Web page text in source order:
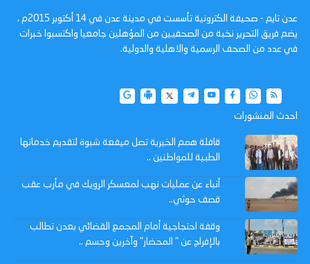
عدن تايم - صحيفة الكترونية تأسست في مدينة عدن في 14 أكتوبر 2015م ،
يضم فريق التحرير نخبة من الصحفيين من المؤهلين جامعيا واكتسبوا خبرات
في عدد من الصحف الرسمية والاهلية والدولية.
احدث المنشورات
قافلة همم الخيرية تصل ميفعة شبوة لتقديم خدماتها
الطبية للمواطنين ..
أنباء عن عمليات نهب لمعسكر الرويك في مأرب عقب
قصف حوثي..
وقفة احتجاجية أمام المجمع القضائي بعدن تطالب
بالإفراج عن " المحضار" وآخرين وحسم ..